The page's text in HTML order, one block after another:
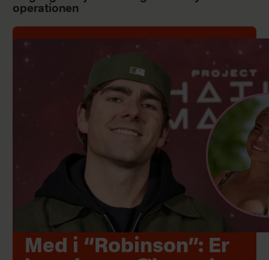
operationen
Med i “Robinson”: Er